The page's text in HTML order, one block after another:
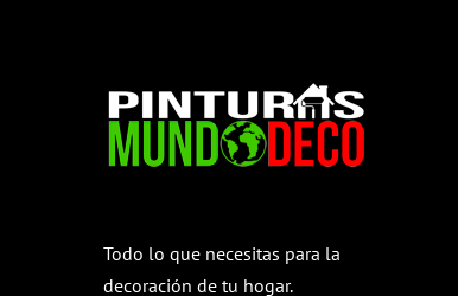
Todo lo que necesitas para la
decoración de tu hogar.